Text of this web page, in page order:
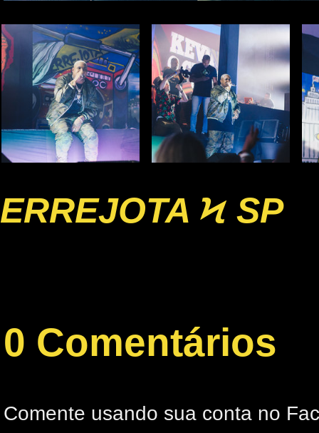
ERREJOTA Ϟ SP
0 Comentários
Comente usando sua conta no